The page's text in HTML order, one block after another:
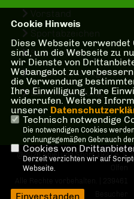
Sportabzeichen
SuS-In-Treff
Kinder- und
Bankverbindung
@2026 Spiel und Sport 1927 e. V.
Cookie Hinweis
Diese Webseite verwendet
sind, um die Webseite zu
wir Dienste von
Webangebot zu
die Verwendung
Ihre Einwilligung. Ihre
widerrufen. Weitere
unserer
Technisch notwendige
Die notwendigen Cookies
ordnungsgemäßen Gebrauch
Cookies von
Derzeit verzichten wir auf
Webseite.
Einverstanden